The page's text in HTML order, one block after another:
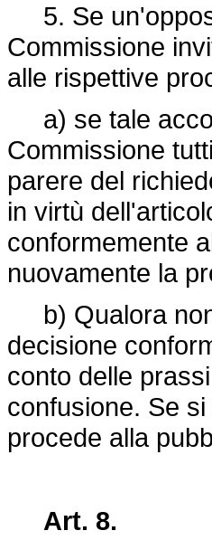
5. Se
Commissione
alle rispettive
a) se tale
Commissione
parere del
in virtù
conformemente
nuovamente la
b) Qualora non
decisione
conto delle
confusione. Se
procede alla
Art. 8.